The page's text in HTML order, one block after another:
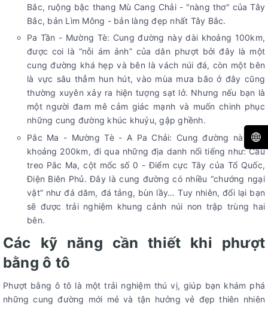
Bắc, ruộng bậc thang Mù Cang Chải - "nàng thơ" của Tây
Bắc, bản Lìm Mông - bản làng đẹp nhất Tây Bắc.
Pa Tần - Mường Tè: Cung đường này dài khoảng 100km,
được coi là “nỗi ám ảnh” của dân phượt bởi đây là một
cung đường khá hẹp và bên là vách núi đá, còn một bên
là vực sâu thẳm hun hút, vào mùa mưa bão ở đây cũng
thường xuyên xảy ra hiện tượng sạt lở. Nhưng nếu bạn là
một người đam mê cảm giác mạnh và muốn chinh phục
những cung đường khúc khuỷu, gập ghềnh.
Pắc Ma - Mường Tè - A Pa Chải: Cung đường này dài
khoảng 200km, đi qua những địa danh nổi tiếng như: Cầu
treo Pắc Ma, cột mốc số 0 - Điểm cực Tây của Tổ Quốc,
Điện Biên Phủ. Đây là cung đường có nhiều “chướng ngại
vật” như đá dăm, đá tảng, bùn lầy… Tuy nhiên, đổi lại bạn
sẽ được trải nghiệm khung cảnh núi non trập trùng hai
bên.
Các kỹ năng cần thiết khi phượt
bằng ô tô
Phượt bằng ô tô là một trải nghiệm thú vị, giúp bạn khám phá
những cung đường mới mẻ và tận hưởng vẻ đẹp thiên nhiên